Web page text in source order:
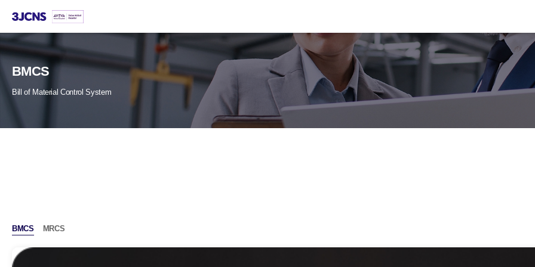
본문
바로가기
BMCS
Bill of Material Control System
BMCS MRCS